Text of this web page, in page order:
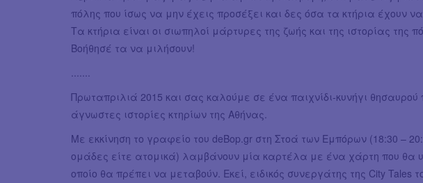
πόλης που ίσως να μην έχεις προσέξει και δες όσα τα κτήρια έχουν
Τα κτήρια είναι οι σιωπηλοί μάρτυρες της ζωής και της ιστορίας της
Βοήθησέ τα να μιλήσουν!
.......
Πρωταπριλιά 2015 και σας καλούμε σε ένα παιχνίδι-κυνήγι
άγνωστες ιστορίες κτηρίων της Αθήνας.
Με εκκίνηση το γραφείο του deBop.gr στη Στοά των Εμπόρων (18:30 –
ομάδες είτε ατομικά) λαμβάνουν μία καρτέλα με ένα χάρτη που θα
οποίο θα πρέπει να μεταβούν. Εκεί, ειδικός συνεργάτης της City Tales